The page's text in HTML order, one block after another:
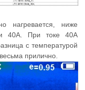
нагревается, ниже
и 40А. При токе 40А
с температурой
прилично.